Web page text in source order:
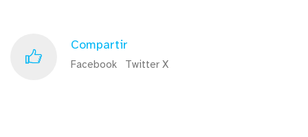
Compartir
Facebook Twitter X